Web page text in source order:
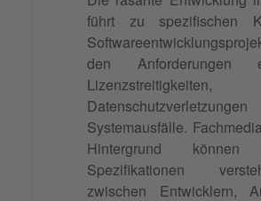
führt zu spezifischen
den Anforderungen
Lizenzstreitigkeiten,
Systemausfälle.
Hintergrund können
Spezifikationen
zwischen Entwicklern,